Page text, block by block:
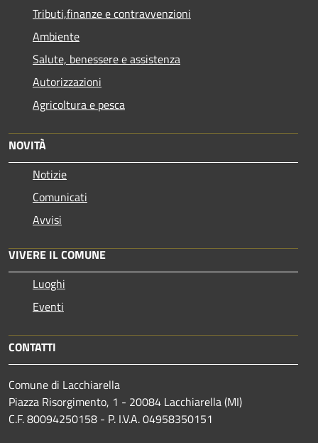
Tributi,finanze e contravvenzioni
Ambiente
Salute, benessere e assistenza
Autorizzazioni
Agricoltura e pesca
NOVITÀ
Notizie
Comunicati
Avvisi
VIVERE IL COMUNE
Luoghi
Eventi
CONTATTI
Comune di Lacchiarella
Piazza Risorgimento, 1 - 20084 Lacchiarella (MI)
C.F. 80094250158 - P. I.V.A. 04958350151